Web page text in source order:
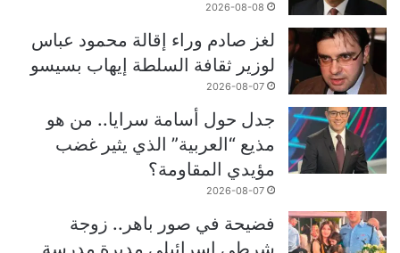
2026-08-08
لغز صادم وراء إقالة محمود عباس
لوزير ثقافة السلطة إيهاب بسيسو
2026-08-07
جدل حول أسامة سرايا.. من هو
مذيع “العربية” الذي يثير غضب
مؤيدي المقاومة؟
2026-08-07
فضيحة في صور باهر.. زوجة